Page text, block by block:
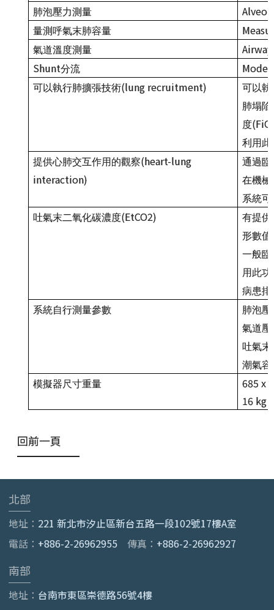
肺泡壓力測量
量測呼氣末肺容量
氣道溫度測量
Shunt分流
可以執行肺擴張技術(lung recruitment)
可以執
肺塌陷
度
利用此
提供心肺交互作用的觀察(heart-lung
interaction)
通過臨
在機械
系統
吐氣末二氧化碳濃度(EtCO2)
有提供
形數值
一般臨
用此
病患排
系統自行測量參數
肺泡壓
氣道壓
吐氣
潮氣容
模擬器尺寸重量
685 x
16 kg
回前一頁
北部
地址： 221 新北市汐止區新台五路一段102號17樓A室
電話： +886-2-26962955 傳真： +886-2-26962927
南部
地址： 台南市東區崇德路56號4樓